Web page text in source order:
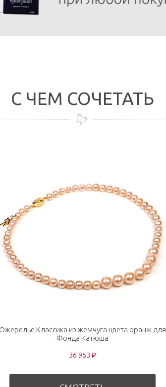
С ЧЕМ СОЧЕТАТЬ
Ожерелье Классика из жемчуга цвета оранж для
Фонда Катюша
36 963 ₽